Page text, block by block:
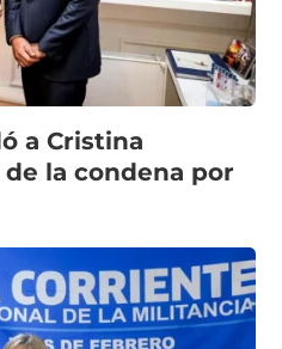
a Cristina
la condena por